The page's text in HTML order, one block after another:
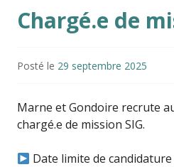
Chargé.e de
Posté le 29 septembre 2025
Marne et Gondoire recrute
chargé.e de mission SIG.
Date limite de